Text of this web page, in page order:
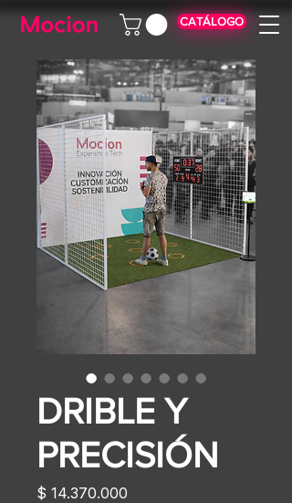
CATÁLOGO
DRIBLE Y
PRECISIÓN
$ 14.370.000